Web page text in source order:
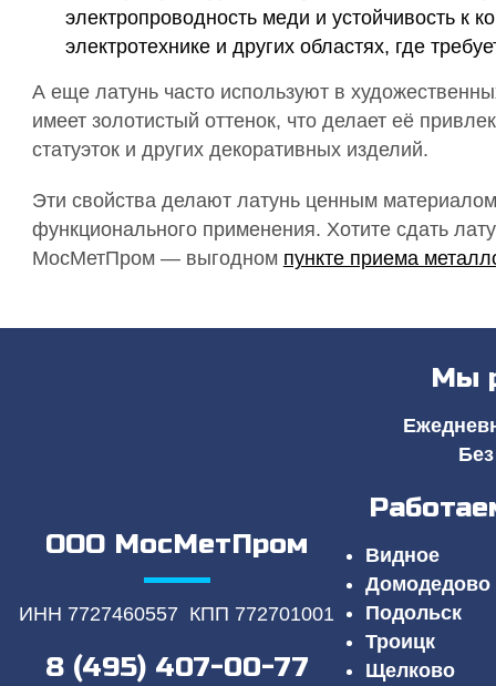
электропроводность меди и устойчивость к
электротехнике и других областях, где
А еще латунь часто используют в
имеет золотистый оттенок, что делает её
статуэток и других декоративных изделий.
Эти свойства делают латунь ценным
функционального применения. Хотите сдать
МосМетПром — выгодном пункте приема
ООО МосМетПром
ИНН 7727460557 КПП 772701001
8 (495) 407-00-77
Мы
Видное
Домодедово
Подольск
Троицк
Щелково